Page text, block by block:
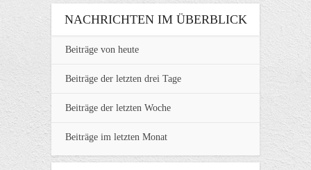
NACHRICHTEN IM ÜBERBLICK
Beiträge von heute
Beiträge der letzten drei Tage
Beiträge der letzten Woche
Beiträge im letzten Monat